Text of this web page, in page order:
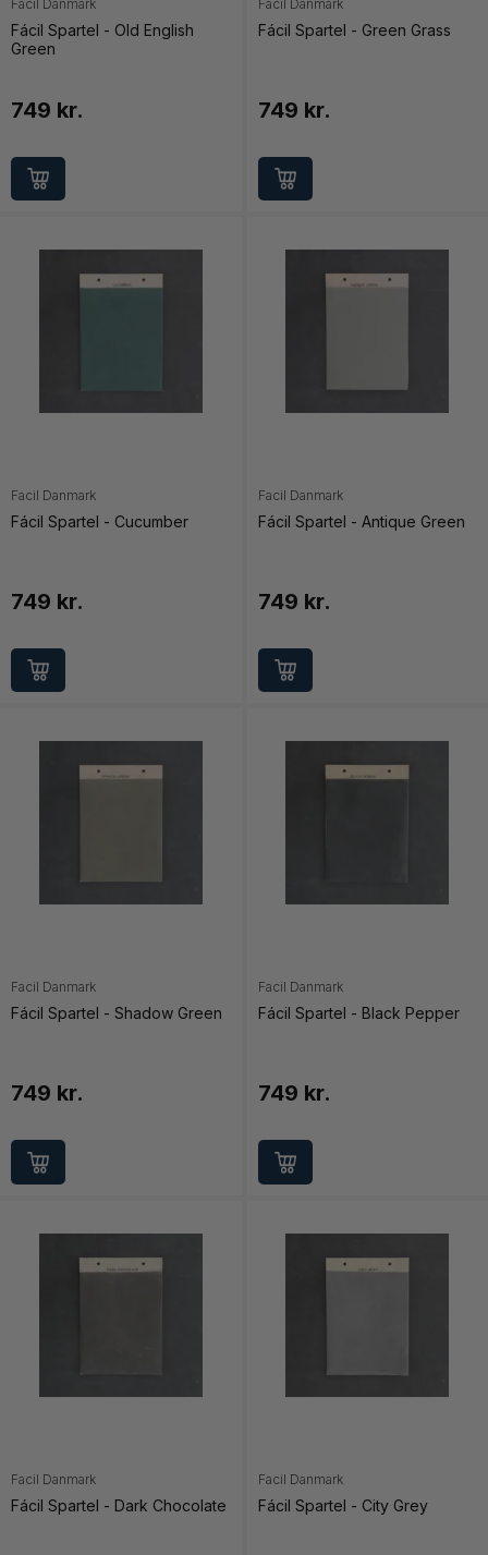
Facil Danmark
Fácil Spartel - Old English
Green
749 kr.
Facil Danmark
Fácil Spartel - Green Grass
749 kr.
Facil Danmark
Fácil Spartel - Cucumber
749 kr.
Facil Danmark
Fácil Spartel - Antique Green
749 kr.
Facil Danmark
Fácil Spartel - Shadow Green
749 kr.
Facil Danmark
Fácil Spartel - Black Pepper
749 kr.
Facil Danmark
Fácil Spartel - Dark Chocolate
Facil Danmark
Fácil Spartel - City Grey